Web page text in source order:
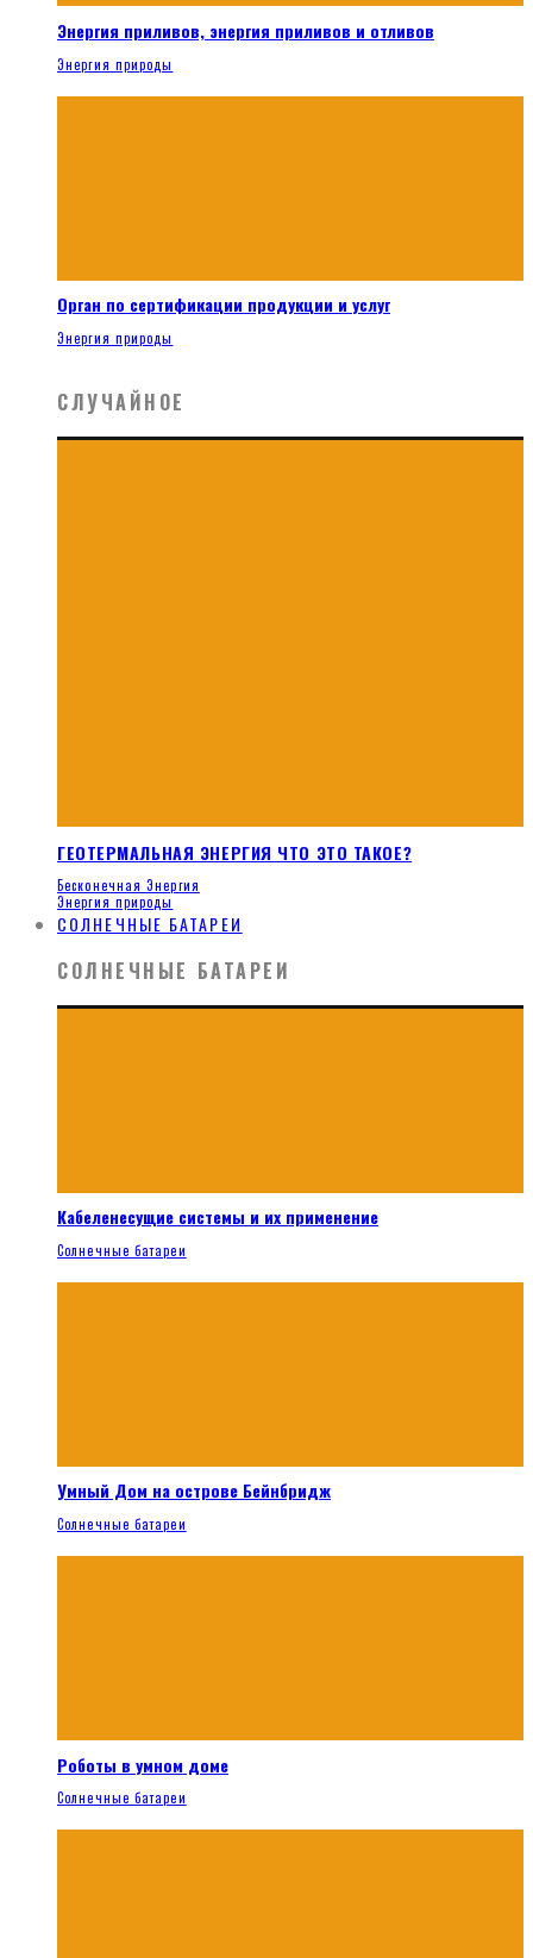
Энергия приливов, энергия приливов и отливов
Энергия природы
Орган по сертификации продукции и услуг
Энергия природы
СЛУЧАЙНОЕ
ГЕОТЕРМАЛЬНАЯ ЭНЕРГИЯ ЧТО ЭТО ТАКОЕ?
Бесконечная Энергия
Энергия природы
СОЛНЕЧНЫЕ БАТАРЕИ
СОЛНЕЧНЫЕ БАТАРЕИ
Кабеленесущие системы и их применение
Солнечные батареи
Умный Дом на острове Бейнбридж
Солнечные батареи
Роботы в умном доме
Солнечные батареи